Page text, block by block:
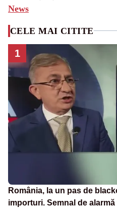
News
CELE MAI CITITE
1
România, la un pas de
importuri. Semnal de